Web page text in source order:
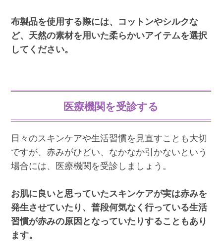
布製品を使用する際には、コットンやシルクな
ど、天然の素材を用いた柔らかいアイテムを選択
してください。
医療機関を受診する
日々のスキンケアや生活習慣を見直すことも大切
ですが、赤みがひどい、なかなか引かないという
場合には、医療機関を受診しましょう。
お肌に良いと思っていたスキンケアが実は赤みを
発生させていたり、普段何気なく行っている生活
習慣が赤みの原因となっていたりすることもあり
ます。